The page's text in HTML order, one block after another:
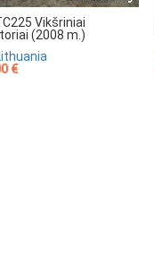
Vikšriniai
(2008 m.)
€